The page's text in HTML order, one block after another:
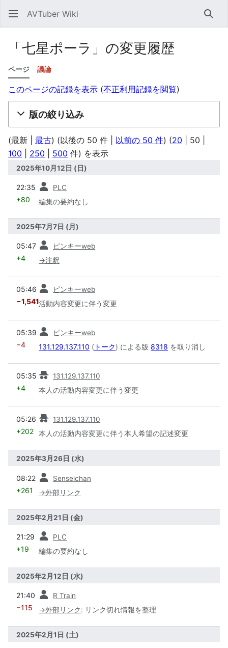
AVTuber Wiki 検索
「七星ポーラ」の変更履歴
ページ 議論
このページの記録を表示 (不正利用記録を閲覧)
版の絞り込み
(最新 最古) (以後の 50 件 以前の 50 件) (20 50
100
250 500 件) を表示
2025年10月12日 (日)
22:35 PLC
+80 編集の要約なし
2025年7月7日 (月)
05:47 ピンキーweb
+4 →注釈
05:46 ピンキーweb
−1,541活動内容変更に伴う変更
05:39 ピンキーweb
−4 131.129.137.110 ( トーク) による版 8318 を取り消し
05:35 131.129.137.110
+4 本人の活動内容変更に伴う変更
05:26 131.129.137.110
+202 本人の活動内容変更に伴う本人希望の記述変更
2025年3月26日 (水)
08:22 Senseichan
+261 →外部リンク
2025年2月21日 (金)
21:29 PLC
+19 編集の要約なし
2025年2月12日 (水)
21:40 R Train
−115 →外部リンク: リンク切れ情報を整理
2025年2月1日 (土)